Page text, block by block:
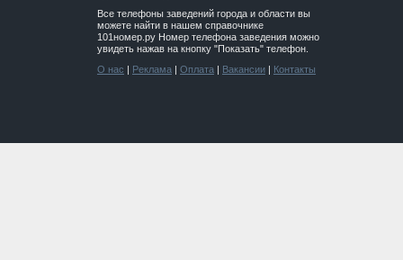
Все телефоны заведений города и области вы
можете найти в нашем справочнике
101номер.ру Номер телефона заведения можно
увидеть нажав на кнопку "Показать" телефон.
О нас | Реклама| Оплата| Вакансии| Контакты